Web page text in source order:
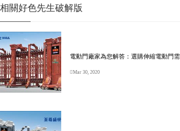
相關好色先生破解版
電動門廠家為您解答：選購伸縮電動門
Mar 30, 2020